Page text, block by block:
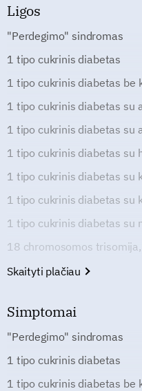
Ligos
"Perdegimo" sindromas
1 tipo cukrinis diabetas
1 tipo cukrinis diabetas be
1 tipo cukrinis diabetas su
1 tipo cukrinis diabetas su
1 tipo cukrinis diabetas su
1 tipo cukrinis diabetas su
1 tipo cukrinis diabetas su
1 tipo cukrinis diabetas su
18 chromosomos
Skaityti plačiau
Simptomai
"Perdegimo" sindromas
1 tipo cukrinis diabetas
1 tipo cukrinis diabetas be